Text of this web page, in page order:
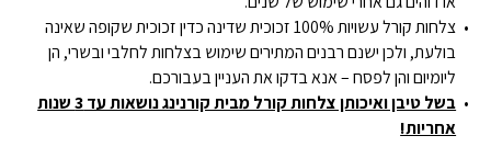
צלחות קורל עשויות 100% זכוכית שדינה כדין זכוכית שקופה שאינה
בולעת, ולכן ישנם רבנים המתירים שימוש בצלחות לחלבי ובשרי, הן
ליומיום והן לפסח – אנא בדקו את העניין בעבורכם.
בשל טיבן ואיכותן צלחות קורל מבית קורנינג נושאות עד 3 שנות
אחריות!